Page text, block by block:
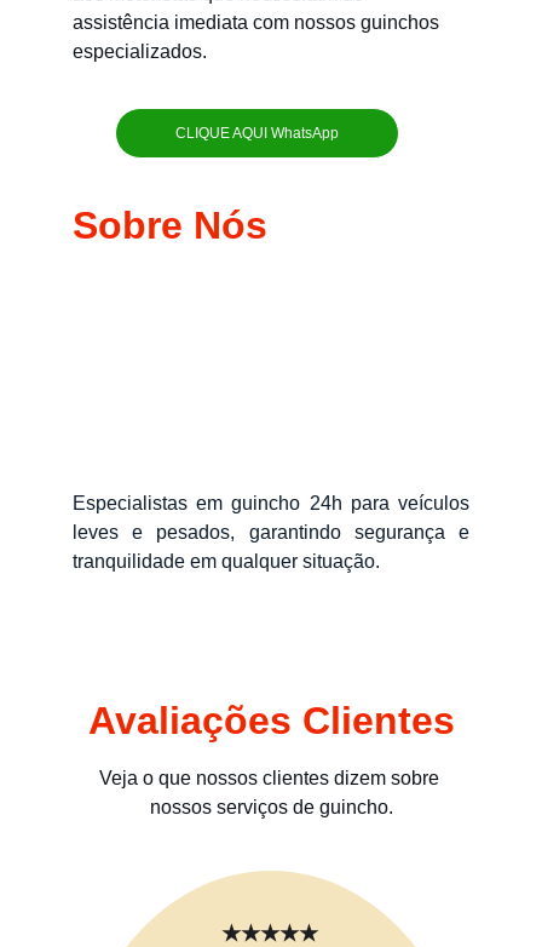
assistência imediata com nossos guinchos
especializados.
CLIQUE AQUI WhatsApp
Sobre Nós
Especialistas em guincho 24h para veículos
leves e pesados, garantindo segurança e
tranquilidade em qualquer situação.
Avaliações Clientes
Veja o que nossos clientes dizem sobre
nossos serviços de guincho.
★★★★★